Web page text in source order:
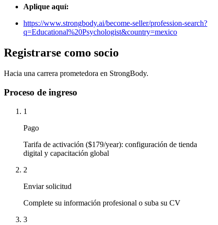
Aplique aquí:
https://www.strongbody.ai/become-seller/profession-search?
q=Educational%20Psychologist&country=mexico
Registrarse como socio
Hacia una carrera prometedora en StrongBody.
Proceso de ingreso
1
Pago
Tarifa de activación ($179/year): configuración de tienda
digital y capacitación global
2
Enviar solicitud
Complete su información profesional o suba su CV
3